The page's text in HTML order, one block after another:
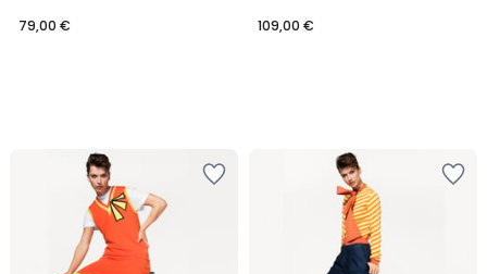
79,00 €
109,00 €